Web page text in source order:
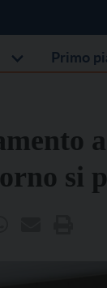
Primo
si